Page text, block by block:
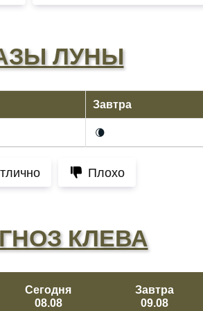
ЛУНЫ
Завтра
🌘
Плохо
КЛЕВА
Сегодня
08.08
Завтра
09.08